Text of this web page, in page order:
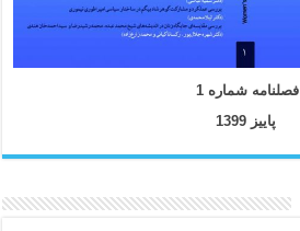
فصلنامه شماره 1
پاییز 1399